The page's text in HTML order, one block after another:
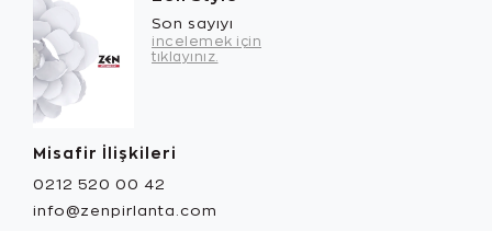
Son sayıyı
incelemek için
tıklayınız.
Misafir İlişkileri
0212 520 00 42
info@zenpirlanta.com